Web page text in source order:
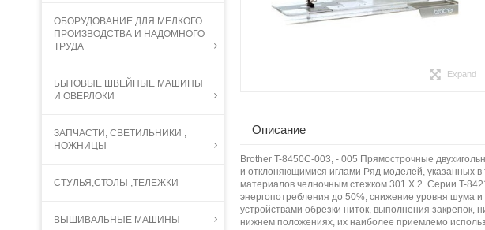
Expand
Описание
Brother T-8450C-003, - 005 Прямострочные
и отклоняющимися иглами Ряд моделей, указанных
материалов челночным стежком 301 X 2. Серии T-
энергопотребления до 50%, снижение уровня шума
устройствами обрезки ниток, выполнения закрепок,
нижнем положениях, их наиболее приемлемо
ОБОРУДОВАНИЕ ДЛЯ МЕЛКОГО
ПРОИЗВОДСТВА И НАДОМНОГО
ТРУДА
БЫТОВЫЕ ШВЕЙНЫЕ МАШИНЫ
И ОВЕРЛОКИ
ЗАПЧАСТИ, СВЕТИЛЬНИКИ ,
НОЖНИЦЫ
СТУЛЬЯ,СТОЛЫ ,ТЕЛЕЖКИ
ВЫШИВАЛЬНЫЕ МАШИНЫ